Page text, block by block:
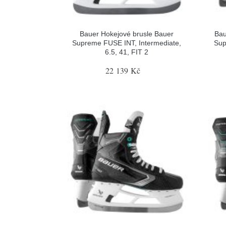
Bauer Hokejové brusle Bauer
Supreme FUSE INT, Intermediate,
6.5, 41, FIT 2
22 139 Kč